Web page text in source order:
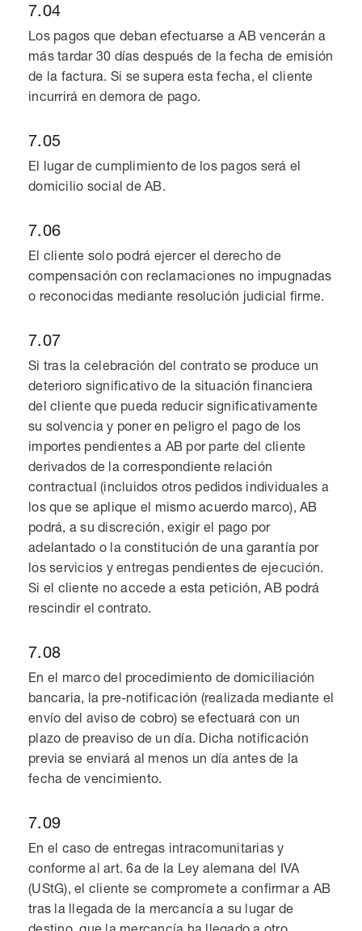
7.04
Los pagos que deban efectuarse a AB vencerán a
más tardar 30 días después de la fecha de emisión
de la factura. Si se supera esta fecha, el cliente
incurrirá en demora de pago.
7.05
El lugar de cumplimiento de los pagos será el
domicilio social de AB.
7.06
El cliente solo podrá ejercer el derecho de
compensación con reclamaciones no impugnadas
o reconocidas mediante resolución judicial firme.
7.07
Si tras la celebración del contrato se produce un
deterioro significativo de la situación financiera
del cliente que pueda reducir significativamente
su solvencia y poner en peligro el pago de los
importes pendientes a AB por parte del cliente
derivados de la correspondiente relación
contractual (incluidos otros pedidos individuales a
los que se aplique el mismo acuerdo marco), AB
podrá, a su discreción, exigir el pago por
adelantado o la constitución de una garantía por
los servicios y entregas pendientes de ejecución.
Si el cliente no accede a esta petición, AB podrá
rescindir el contrato.
7.08
En el marco del procedimiento de domiciliación
bancaria, la pre-notificación (realizada mediante el
envío del aviso de cobro) se efectuará con un
plazo de preaviso de un día. Dicha notificación
previa se enviará al menos un día antes de la
fecha de vencimiento.
7.09
En el caso de entregas intracomunitarias y
conforme al art. 6a de la Ley alemana del IVA
(UStG), el cliente se compromete a confirmar a AB
tras la llegada de la mercancía a su lugar de